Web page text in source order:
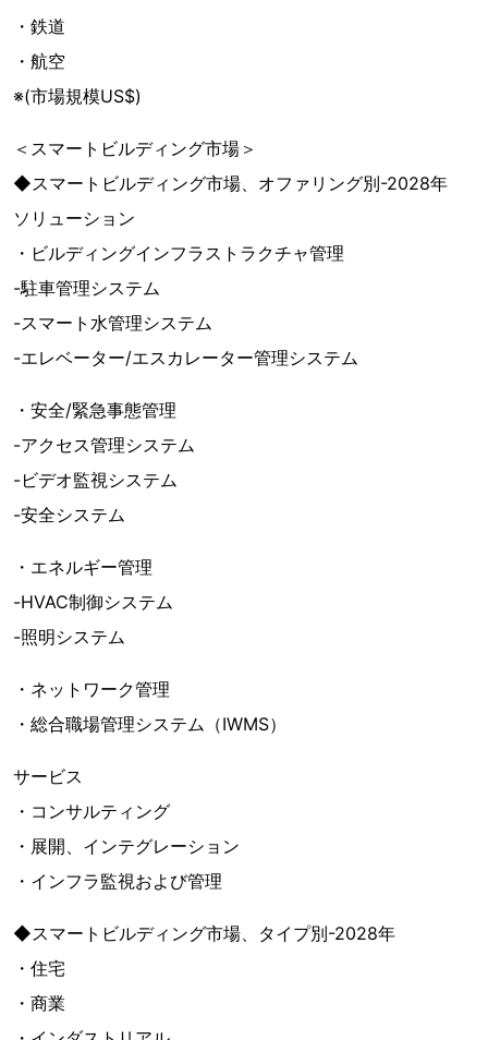
・鉄道
・航空
※(市場規模US$)
＜スマートビルディング市場＞
◆スマートビルディング市場、オファリング別-2028年
ソリューション
・ビルディングインフラストラクチャ管理
-駐車管理システム
-スマート水管理システム
-エレベーター/エスカレーター管理システム
・安全/緊急事態管理
-アクセス管理システム
-ビデオ監視システム
-安全システム
・エネルギー管理
-HVAC制御システム
-照明システム
・ネットワーク管理
・総合職場管理システム（IWMS）
サービス
・コンサルティング
・展開、インテグレーション
・インフラ監視および管理
◆スマートビルディング市場、タイプ別-2028年
・住宅
・商業